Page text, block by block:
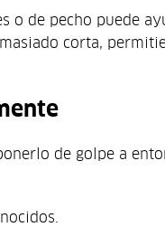
o de pecho puede
corta,
de golpe a